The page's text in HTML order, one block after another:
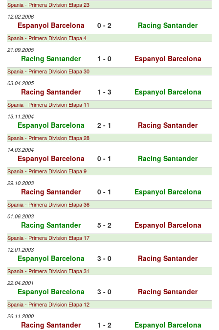
Spania - Primera Division Etapa 23
12.02.2006
Espanyol Barcelona 0 - 2 Racing Santander
Spania - Primera Division Etapa 4
21.09.2005
Racing Santander 1 - 0 Espanyol Barcelona
Spania - Primera Division Etapa 30
03.04.2005
Racing Santander 1 - 3 Espanyol Barcelona
Spania - Primera Division Etapa 11
13.11.2004
Espanyol Barcelona 2 - 1 Racing Santander
Spania - Primera Division Etapa 28
14.03.2004
Espanyol Barcelona 0 - 1 Racing Santander
Spania - Primera Division Etapa 9
29.10.2003
Racing Santander 0 - 1 Espanyol Barcelona
Spania - Primera Division Etapa 36
01.06.2003
Racing Santander 5 - 2 Espanyol Barcelona
Spania - Primera Division Etapa 17
12.01.2003
Espanyol Barcelona 3 - 0 Racing Santander
Spania - Primera Division Etapa 31
22.04.2001
Espanyol Barcelona 3 - 0 Racing Santander
Spania - Primera Division Etapa 12
26.11.2000
Racing Santander 1 - 2 Espanyol Barcelona